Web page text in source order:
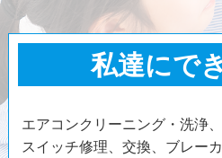
私達にで
エアコンクリーニング・洗浄
スイッチ修理、交換、ブレー